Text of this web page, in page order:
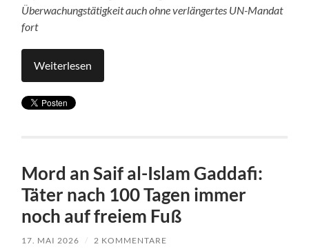
Überwachungstätigkeit auch ohne verlängertes UN-Mandat
fort
Weiterlesen
Mord an Saif al-Islam Gaddafi:
Täter nach 100 Tagen immer
noch auf freiem Fuß
17. MAI 2026 / 2 KOMMENTARE